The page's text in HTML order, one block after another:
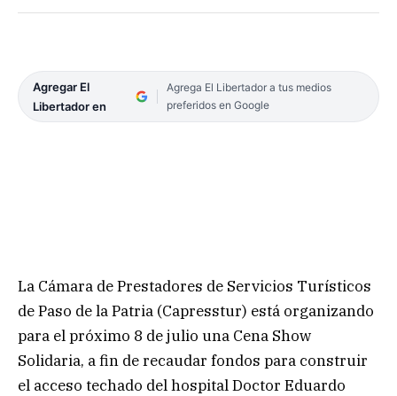
Agregar El
Libertador en
Agrega El Libertador a tus medios
preferidos en Google
La Cámara de Prestadores de Servicios Turísticos
de Paso de la Patria (Capresstur) está organizando
para el próximo 8 de julio una Cena Show
Solidaria, a fin de recaudar fondos para construir
el acceso techado del hospital Doctor Eduardo